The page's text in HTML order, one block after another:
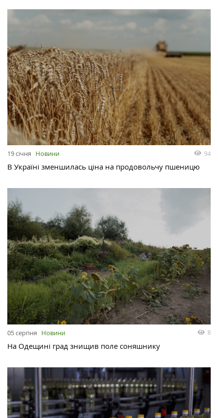
19 січня Новини 94
В Україні зменшилась ціна на продовольчу пшеницю
05 серпня Новини 8
На Одещині град знищив поле соняшнику